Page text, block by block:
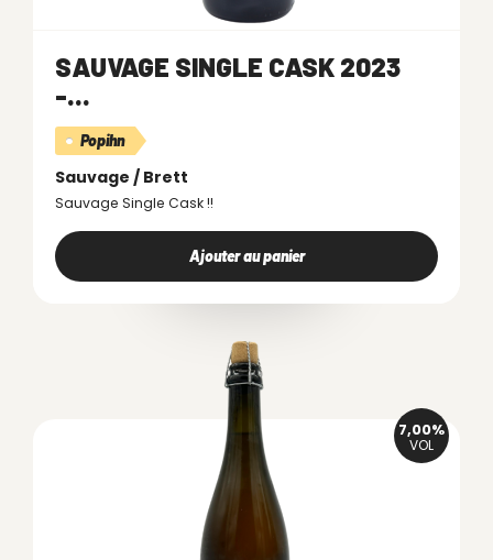
SAUVAGE SINGLE CASK 2023
-...
Popihn
Sauvage / Brett
Sauvage Single Cask !!
Ajouter au panier
7,00%
VOL